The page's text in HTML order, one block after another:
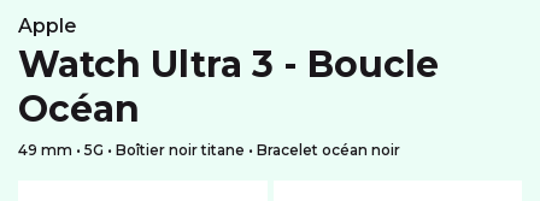
apple
Watch Ultra 3 - Boucle
Océan
49 mm • 5G • Boîtier noir titane • Bracelet océan noir